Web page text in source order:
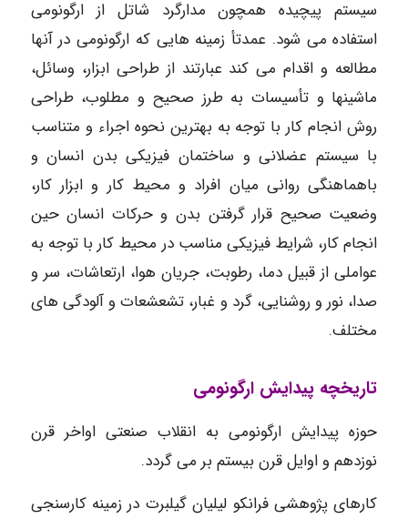
سیستم پیچیده همچون مدارگرد شاتل از ارگونومی
استفاده می شود. عمدتأ زمینه هایی که ارگونومی در آنها
مطالعه و اقدام می کند عبارتند از طراحی ابزار، وسائل،
ماشینها و تأسیسات به طرز صحیح و مطلوب، طراحی
روش انجام کار با توجه به بهترین نحوه اجراء و متناسب
با سیستم عضلانی و ساختمان فیزیکی بدن انسان و
باهماهنگی روانی میان افراد و محیط کار و ابزار کار،
وضعیت صحیح قرار گرفتن بدن و حرکات انسان حین
انجام کار، شرایط فیزیکی مناسب در محیط کار با توجه به
عواملی از قبیل دما، رطوبت، جریان هوا، ارتعاشات، سر و
صدا، نور و روشنایی، گرد و غبار، تشعشعات و آلودگی های
مختلف.
تاریخچه پیدایش ارگونومی
حوزه پیدایش ارگونومی به انقلاب صنعتی اواخر قرن
نوزدهم و اوایل قرن بیستم بر می گردد.
کارهای پژوهشی فرانکو لیلیان گیلبرت در زمینه کارسنجی